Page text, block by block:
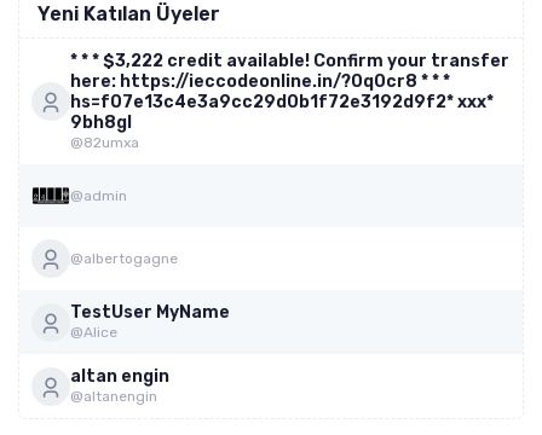
Yeni Katılan Üyeler
* * * $3,222 credit available! Confirm your transfer
here: https://ieccodeonline.in/?0q0cr8 * * *
hs=f07e13c4e3a9cc29d0b1f72e3192d9f2* ххх*
9bh8gl
@82umxa
@admin
@albertogagne
TestUser MyName
@Alice
altan engin
@altanengin